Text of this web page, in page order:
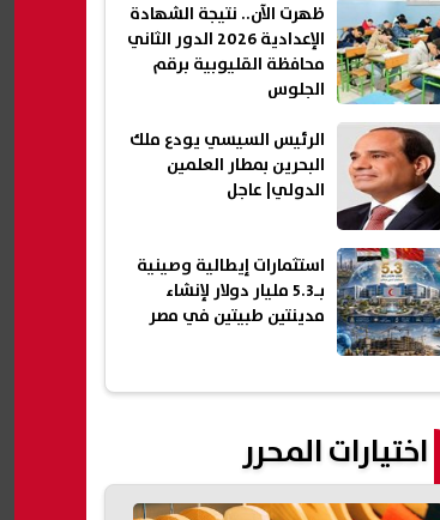
ظهرت الآن.. نتيجة الشهادة
الإعدادية 2026 الدور الثاني
محافظة القليوبية برقم
الجلوس
الرئيس السيسي يودع ملك
البحرين بمطار العلمين
الدولي| عاجل
استثمارات إيطالية وصينية
بـ5.3 مليار دولار لإنشاء
مدينتين طبيتين في مصر
اختيارات المحرر